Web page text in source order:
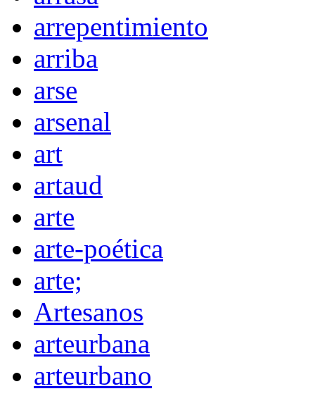
arrepentimiento
arriba
arse
arsenal
art
artaud
arte
arte-poética
arte;
Artesanos
arteurbana
arteurbano